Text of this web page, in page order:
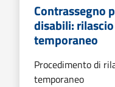
Contrassegno
disabili:
temporaneo
Procedimento di
temporaneo